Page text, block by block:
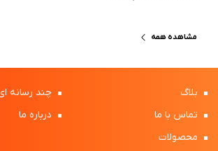
بلاگ
چند رسانه
تماس با ما
درباره ما
محصولات